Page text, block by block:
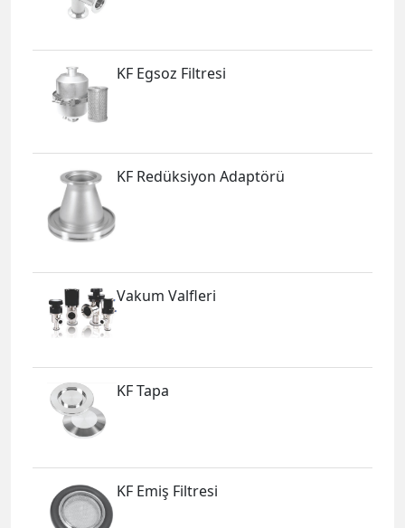
KF Egsoz Filtresi
KF Redüksiyon Adaptörü
Vakum Valfleri
KF Tapa
KF Emiş Filtresi